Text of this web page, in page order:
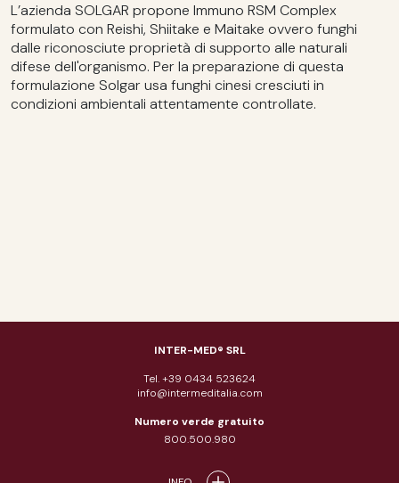
L’azienda SOLGAR propone Immuno RSM Complex
formulato con Reishi, Shiitake e Maitake ovvero funghi
dalle riconosciute proprietà di supporto alle naturali
difese dell'organismo. Per la preparazione di questa
formulazione Solgar usa funghi cinesi cresciuti in
condizioni ambientali attentamente controllate.
INTER-MED® SRL
Tel. +39 0434 523624
info@intermeditalia.com
Numero verde gratuito
800.500.980